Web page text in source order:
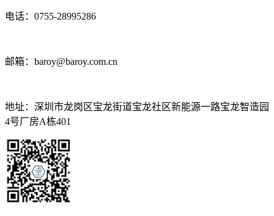
电话：0755-28995286
邮箱：baroy@baroy.com.cn
地址：深圳市龙岗区宝龙街道宝龙社区新能源一路宝龙智造园
4号厂房A栋401